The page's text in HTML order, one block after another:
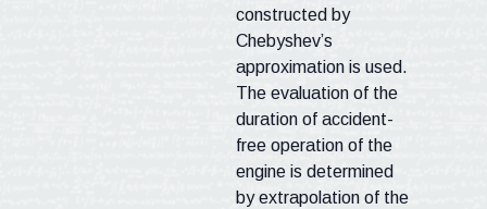
constructed by
Chebyshev’s
approximation is used.
The evaluation of the
duration of accident-
free operation of the
engine is determined
by extrapolation of the